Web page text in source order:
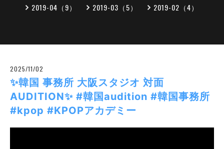
2019-04（9）
2019-03（5） 2019-02（4）
2025/11/02
✨韓国 事務所 大阪スタジオ 対面
AUDITION✨ #韓国audition #韓国事務所
#kpop #KPOPアカデミー